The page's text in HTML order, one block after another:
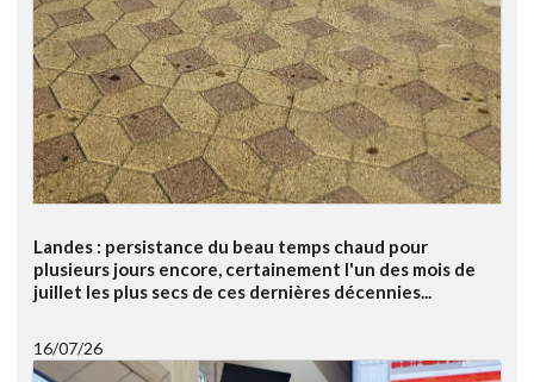
Landes : persistance du beau temps chaud pour
plusieurs jours encore, certainement l'un des mois de
juillet les plus secs de ces dernières décennies...
16/07/26